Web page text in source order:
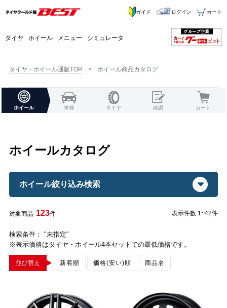
タイヤ ホイール メニュー シミュレータ
ガイド ログイン カート
タイヤ・ホイール通販TOP ホイール商品カタログ
ホイール 車種 タイヤ 確認 カート
ホイールカタログ
ホイール絞り込み検索
対象商品 123件 表示件数 1~42件
検索条件： "未指定"
※表示価格はタイヤ・ホイール4本セットでの最低価格です。
並び替え 新着順 価格(安い)順 商品名